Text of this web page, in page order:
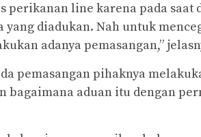
perikanan line karena pada saat
yang diadukan. Nah untuk
adanya pemasangan,”
pemasangan pihaknya
bagaimana aduan itu dengan